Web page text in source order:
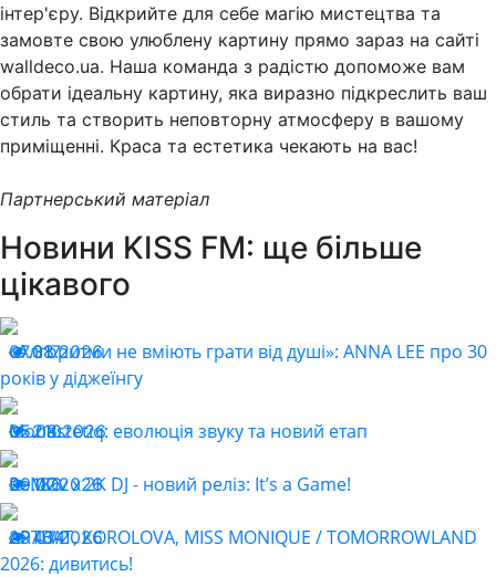
інтер'єру. Відкрийте для себе магію мистецтва та
замовте свою улюблену картину прямо зараз на сайті
walldeco.ua. Наша команда з радістю допоможе вам
обрати ідеальну картину, яка виразно підкреслить ваш
стиль та створить неповторну атмосферу в вашому
приміщенні. Краса та естетика чекають на вас!
Партнерський матеріал
Новини KISS FM: ще більше
цікавого
07.08.2026
317
«Алгоритми не вміють грати від душі»: ANNA LEE про 30
років у діджеїнгу
05.08.2026
210
Monastetiq: еволюція звуку та новий етап
29.07.2026
186
ReMOv x 2K DJ - новий реліз: It’s a Game!
29.07.2026
434
ARTBAT, KOROLOVA, MISS MONIQUE / TOMORROWLAND
2026: дивитись!